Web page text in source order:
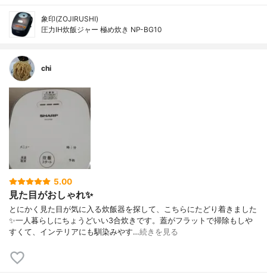
象印(ZOJIRUSHI)
圧力IH炊飯ジャー 極め炊き NP-BG10
chi
5.00
見た目がおしゃれ✨
とにかく見た目が気に入る炊飯器を探して、こちらにたどり着きました
✨一人暮らしにちょうどいい3合炊きです。蓋がフラットで掃除もしや
すくて、インテリアにも馴染みやす…続きを見る